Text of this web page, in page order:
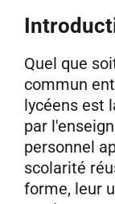
Quel que
commun
lycéens est
par
personnel
scolarité
forme, leur